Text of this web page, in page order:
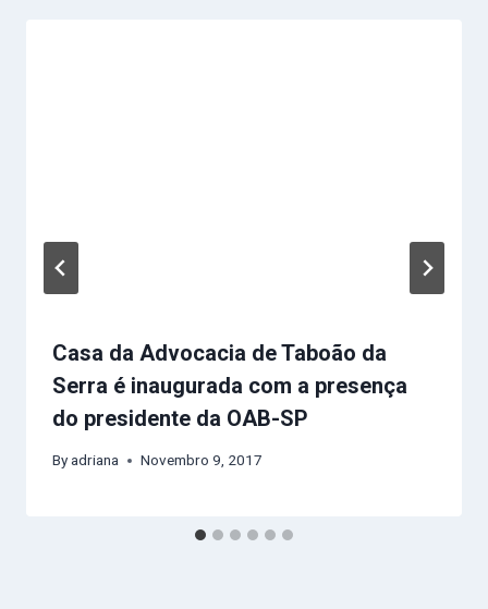
Casa da Advocacia de Taboão da
Serra é inaugurada com a presença
do presidente da OAB-SP
Byadriana Novembro 9, 2017